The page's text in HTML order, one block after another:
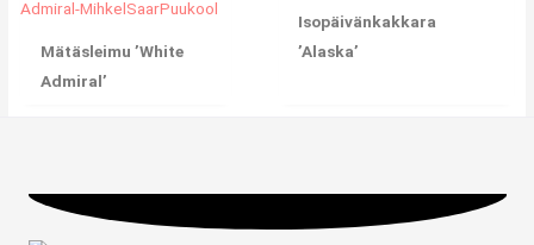
Mätäsleimu ’White
Admiral’
Isopäivänkakkara
’Alaska’